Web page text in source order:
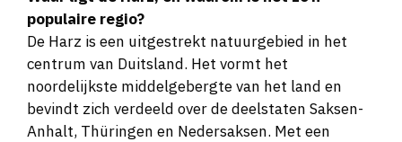
populaire regio?
De Harz is een uitgestrekt natuurgebied in het
centrum van Duitsland. Het vormt het
noordelijkste middelgebergte van het land en
bevindt zich verdeeld over de deelstaten Saksen-
Anhalt, Thüringen en Nedersaksen. Met een